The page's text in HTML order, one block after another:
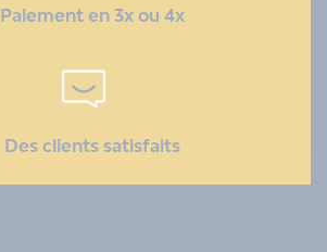
Paiement en 3x ou 4x
Des clients satisfaits